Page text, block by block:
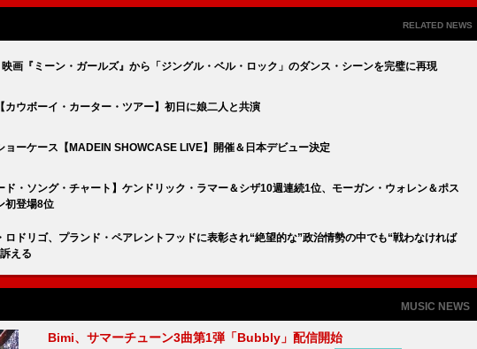
RELATED NEWS
画『ミーン・ガールズ』から「ジングル・ベル・ロック」のダンス・シーンを完璧に再現
カウボーイ・カーター・ツアー】初日に娘二人と共演
ョーケース【MADEIN SHOWCASE LIVE】開催＆日本デビュー決定
ド・ソング・チャート】ケンドリック・ラマー＆シザ10週連続1位、モーガン・ウォレン＆ポス
初登場8位
ロドリゴ、プランド・ペアレントフッドに表彰され“絶望的な”政治情勢の中でも“戦わなければ
える
MUSIC NEWS
Bimi、サマーチューン3曲第1弾「Bubbly」配信開始